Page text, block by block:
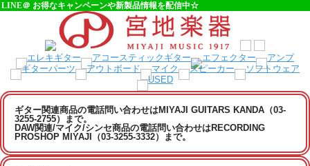
LINE＠ お得なキャンペーンや新製品情報を配信中☆
ギター関連商品の電話問い合わせはMIYAJI GUITARS KANDA（03-
3255-2755）まで。
DAW関連/マイク/シンセ商品の電話問い合わせはRECORDING
PROSHOP MIYAJI（03-3255-3332）まで。